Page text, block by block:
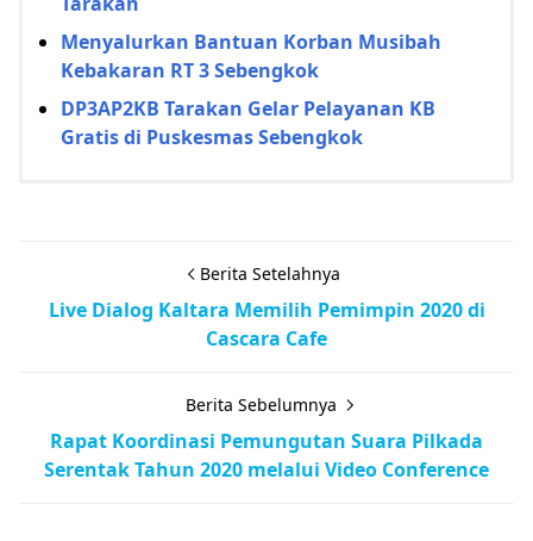
Menyalurkan Bantuan Korban Musibah
Kebakaran RT 3 Sebengkok
DP3AP2KB Tarakan Gelar Pelayanan KB
Gratis di Puskesmas Sebengkok
Berita Setelahnya
Live Dialog Kaltara Memilih Pemimpin 2020 di
Cascara Cafe
Berita Sebelumnya
Rapat Koordinasi Pemungutan Suara Pilkada
Serentak Tahun 2020 melalui Video Conference